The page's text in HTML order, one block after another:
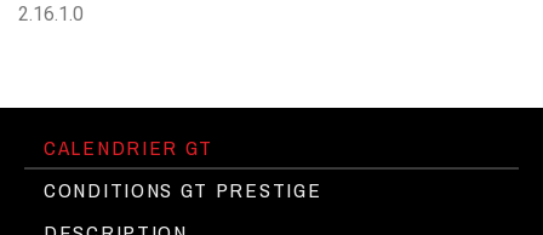
2.16.1.0
CALENDRIER GT
CONDITIONS GT PRESTIGE